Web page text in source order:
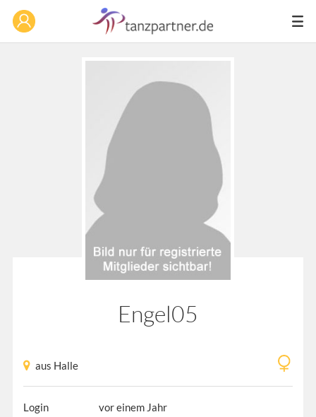
Engel05
aus Halle
Login
vor einem Jahr